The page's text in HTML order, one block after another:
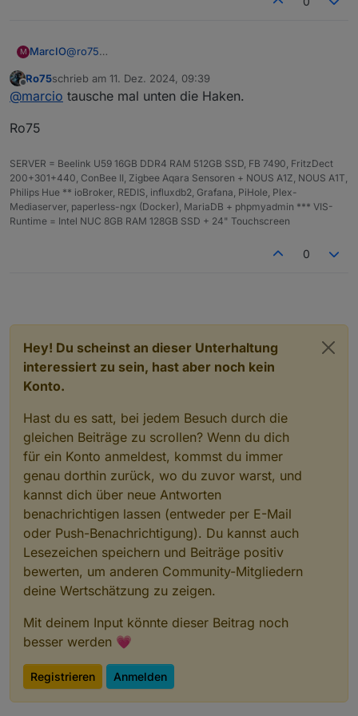
M MarcIO@ro75
Offline
Ro75schrieb am 11. Dez. 2024, 09:39
zuletzt editiert von
@marcio tausche mal unten die Haken.
Ro75
SERVER = Beelink U59 16GB DDR4 RAM 512GB SSD, FB 7490, FritzDect
200+301+440, ConBee II, Zigbee Aqara Sensoren + NOUS A1Z, NOUS A1T,
Philips Hue ** ioBroker, REDIS, influxdb2, Grafana, PiHole, Plex-
Mediaserver, paperless-ngx (Docker), MariaDB + phpmyadmin *** VIS-
Runtime = Intel NUC 8GB RAM 128GB SSD + 24" Touchscreen
0
Hey! Du scheinst an dieser Unterhaltung
interessiert zu sein, hast aber noch kein
Konto.
Hast du es satt, bei jedem Besuch durch die
gleichen Beiträge zu scrollen? Wenn du dich
für ein Konto anmeldest, kommst du immer
genau dorthin zurück, wo du zuvor warst, und
kannst dich über neue Antworten
benachrichtigen lassen (entweder per E-Mail
oder Push-Benachrichtigung). Du kannst auch
Lesezeichen speichern und Beiträge positiv
bewerten, um anderen Community-Mitgliedern
deine Wertschätzung zu zeigen.
Mit deinem Input könnte dieser Beitrag noch
besser werden 💗
Registrieren Anmelden